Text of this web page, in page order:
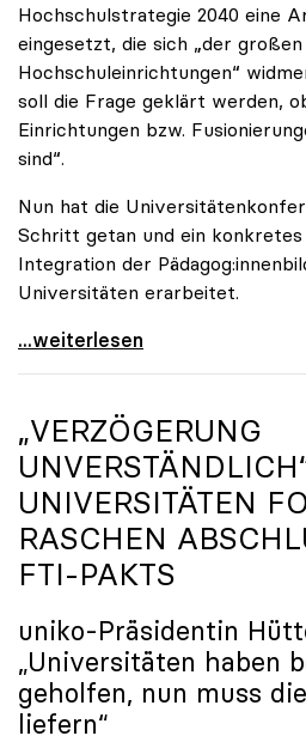
Hochschulstrategie 2040 eine
eingesetzt, die sich „der
Hochschuleinrichtungen“
soll die Frage geklärt werden,
Einrichtungen bzw.
sind“.
Nun hat die
Schritt getan und ein
Integration der
Universitäten erarbeitet.
Schools of Education an den
...weiterlesen
„VERZÖGERUNG
UNIVERSITÄTEN
RASCHEN
FTI-PAKTS
uniko-Präsidentin
„Universitäten haben
geholfen, nun muss
liefern“